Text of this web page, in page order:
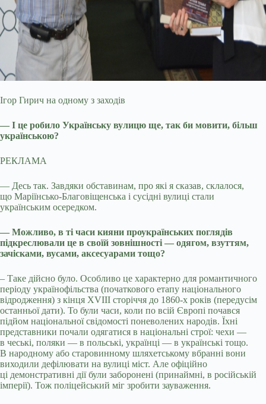
Ігор Гирич на одному з заходів
— І це робило Українську вулицю ще, так би мовити, більш
українською?
РЕКЛАМА
— Десь так. Завдяки обставинам, про які я сказав, склалося,
що Маріїнсько-Благовіщенська і сусідні вулиці стали
українським осередком.
— Можливо, в ті часи кияни проукраїнських поглядів
підкреслювали це в своїй зовнішності — одягом, взуттям,
зачісками, вусами, аксесуарами тощо?
– Таке дійсно було. Особливо це характерно для романтичного
періоду українофільства (початкового етапу національного
відродження) з кінця XVIII сторіччя до 1860-х років (передусім
останньої дати). То були часи, коли по всій Європі почався
підйом національної свідомості поневолених народів. Їхні
представники почали одягатися в національні строї: чехи —
в чеські, поляки — в польські, українці — в українські тощо.
В народному або старовинному шляхетському вбранні вони
виходили дефілювати на вулиці міст. Але офіційно
ці демонстративні дії були заборонені (принаймні, в російській
імперії). Тож поліцейський міг зробити зауваження.